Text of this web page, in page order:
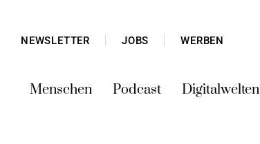
NEWSLETTER JOBS WERBEN
Menschen Podcast Digitalwelten